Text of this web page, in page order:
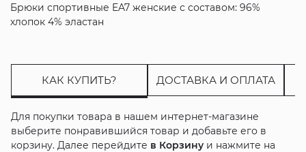
Брюки спортивные EA7 женские с составом: 96%
хлопок 4% эластан
КАК КУПИТЬ? ДОСТАВКА И ОПЛАТА
Для покупки товара в нашем интернет-магазине
выберите понравившийся товар и добавьте его в
корзину. Далее перейдите в Корзинуи нажмите на